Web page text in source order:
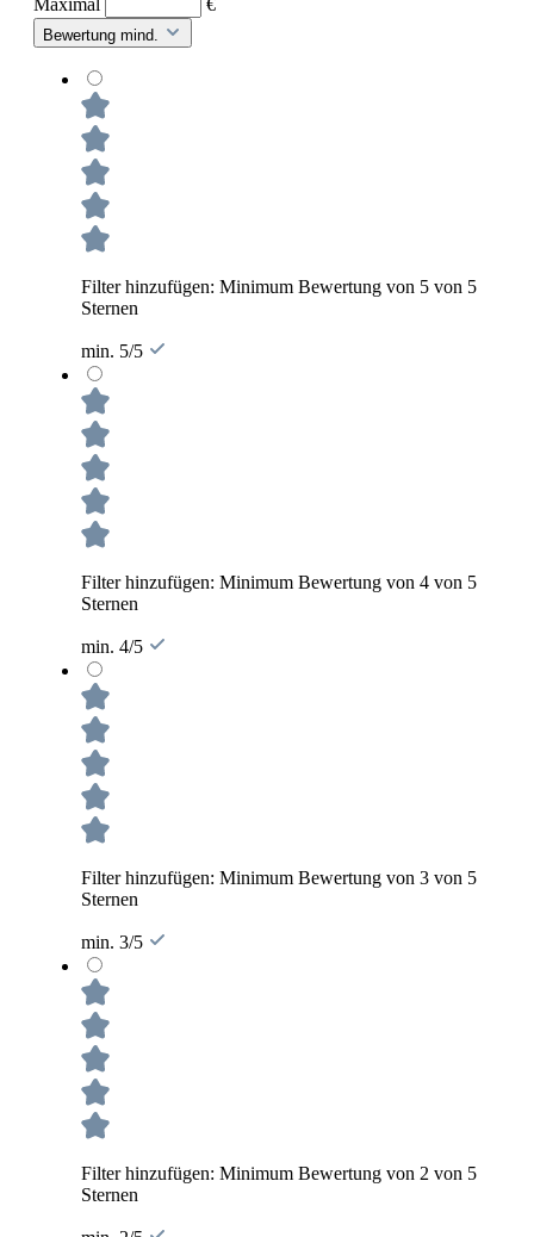
Maximal
€
Bewertung mind.
Filter hinzufügen: Minimum Bewertung von 5 von 5
Sternen
min. 5/5
Filter hinzufügen: Minimum Bewertung von 4 von 5
Sternen
min. 4/5
Filter hinzufügen: Minimum Bewertung von 3 von 5
Sternen
min. 3/5
Filter hinzufügen: Minimum Bewertung von 2 von 5
Sternen